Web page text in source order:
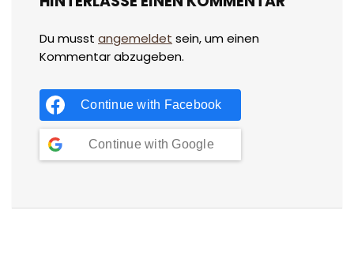
Du musst angemeldet sein, um einen
Kommentar abzugeben.
Continue with Facebook
Continue with Google